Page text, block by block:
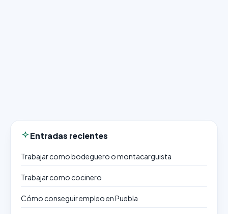
Entradas recientes
Trabajar como bodeguero o montacarguista
Trabajar como cocinero
Cómo conseguir empleo en Puebla